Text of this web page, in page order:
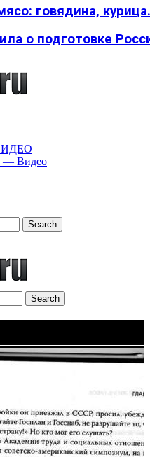
говядина,
о подготовке
— Видео
Search
Search